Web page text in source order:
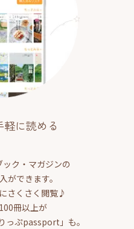
に読める
ク・マガジンの
ができます。
さくさく閲覧♪
冊以上が
っぷpassport」も。